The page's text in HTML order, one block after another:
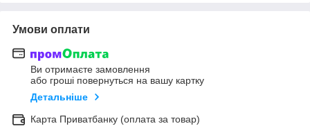
Умови оплати
Ви отримаєте замовлення
або гроші повернуться на вашу картку
Детальніше
Карта Приватбанку (оплата за товар)